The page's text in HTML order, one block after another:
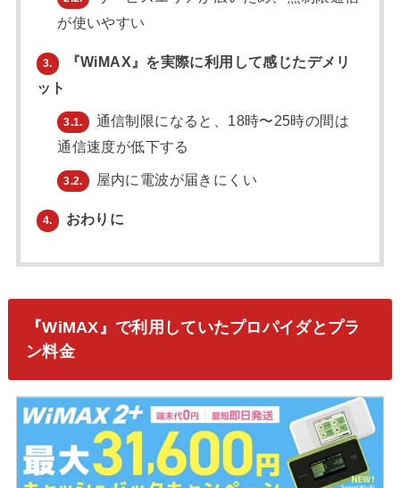
が使いやすい
3.
『WiMAX』を実際に利用して感じたデメリ
ット
3.1.
通信制限になると、18時〜25時の間は
通信速度が低下する
3.2. 屋内に電波が届きにくい
4. おわりに
『WiMAX』で利用していたプロパイダとプラ
ン料金